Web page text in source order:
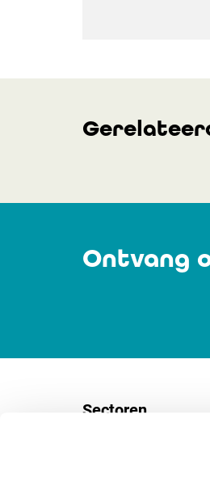
Ontvang
Sectoren